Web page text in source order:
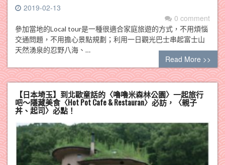
2019-02-13
0 comment
參加當地的Local tour是一種很適合家庭旅遊的方式，不用煩惱
交通問題，不用擔心景點規劃；利用一日觀光巴士串起富士山
天然湧泉的忍野八海、…
Read More >>
【日本埼玉】到北歐童話的〈嚕嚕米森林公園〉一起旅行
吧～隱藏美食〈Hot Pot Cafe & Restauran〉必訪，〈親子
丼、起司〉必點！